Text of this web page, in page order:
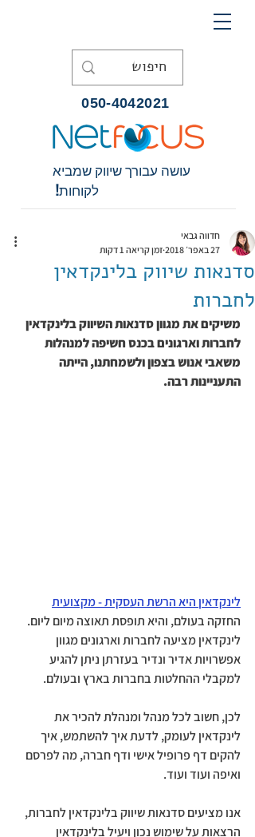
050-4042021
עושה עבורך שיווק שמביא
לקוחות!
סדנאות שיווק בלינקדאין
לחברות
חדווה גבאי
27 באפר׳ 2018
זמן קריאה 1 דקות
משיקים את מגוון סדנאות השיווק בלינקדאין
לחברות וארגונים בכנס חשיפה למנהלות
משאבי אנוש בצפון ולשמחתנו, הייתה
התעניינות רבה.
לינקדאין היא הרשת העסקית - מקצועית
החזקה בעולם, והיא תופסת תאוצה מיום ליום.
לינקדאין מציעה לחברות וארגונים מגוון
אפשרויות אדיר ונדיר בעזרתן ניתן להגיע
למקבלי ההחלטות בחברות בארץ ובעולם.
לכן, חשוב לכל מנהל ומנהלת להכיר את
לינקדאין לעומק, לדעת איך להשתמש, איך
להקים דף פרופיל אישי ודף חברה, מה לפרסם
ואיפה ועוד ועוד.
אנו מציעים סדנאות שיווק בלינקדאין לחברות,
הרצאות על שימוש נכון ויעיל בלינקדאין